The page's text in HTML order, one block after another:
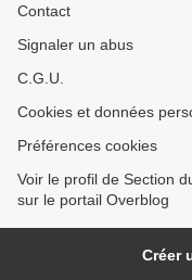
Contact
Signaler un abus
C.G.U.
Cookies et données
Préférences cookies
Voir le profil de Section
sur le portail Overblog
Créer